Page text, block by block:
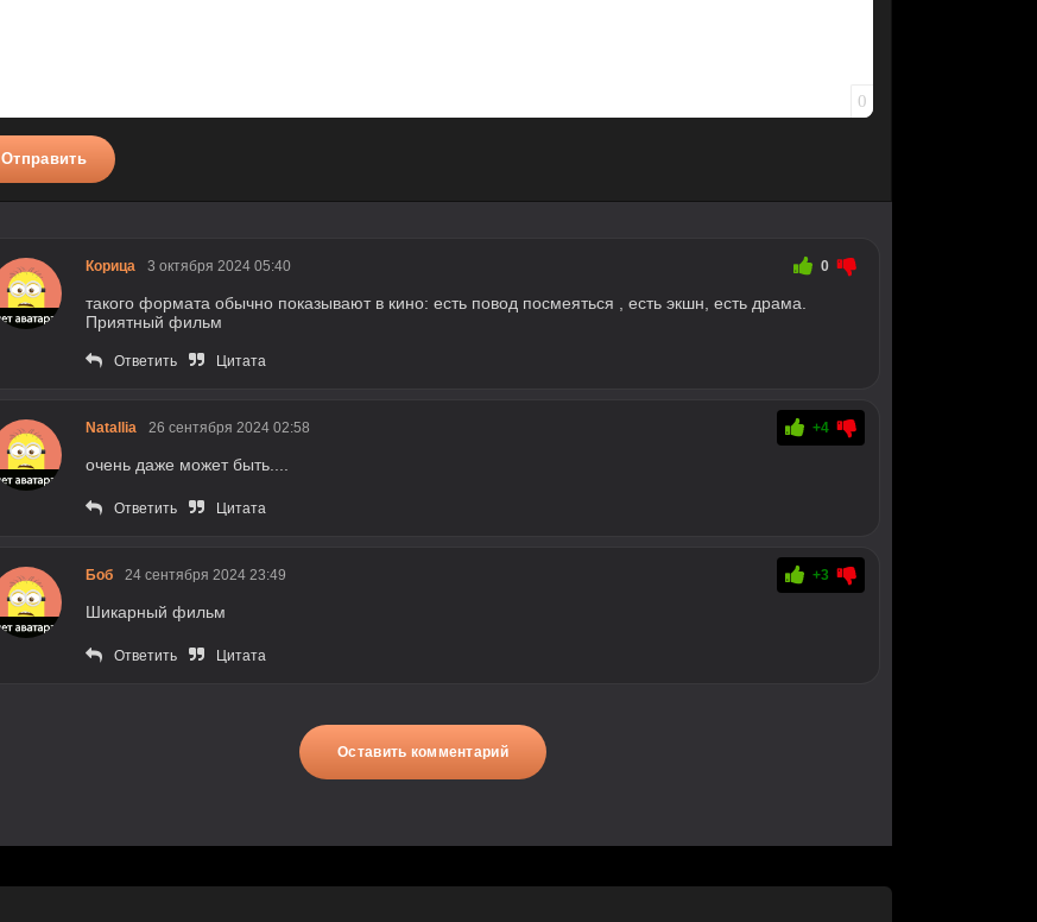
0
Отправить
Корица 3 октября 2024 05:40 0
такого формата обычно показывают в кино: есть повод посмеяться , есть экшн, есть драма.
Приятный фильм
Ответить Цитата
Natallia 26 сентября 2024 02:58 +4
очень даже может быть....
Ответить Цитата
Боб 24 сентября 2024 23:49 +3
Шикарный фильм
Ответить Цитата
Оставить комментарий